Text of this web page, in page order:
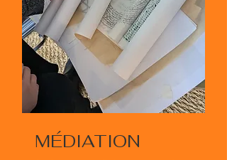
MÉDIATION